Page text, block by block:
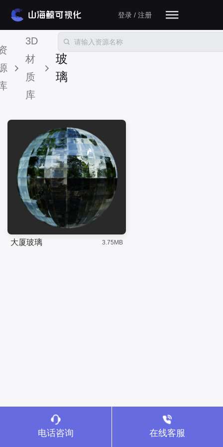
登录 / 注册
3D
材
质
库
玻
璃
大厦玻璃 3.75MB
电话咨询 在线客服